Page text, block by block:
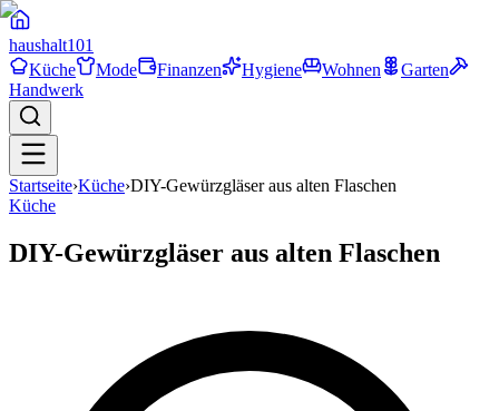
haushalt101
Küche
Mode Finanzen Hygiene Wohnen
Garten
Handwerk
Startseite›Küche›DIY-Gewürzgläser aus alten Flaschen
Küche
DIY-Gewürzgläser aus alten Flaschen